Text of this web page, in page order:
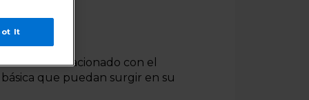
todo lo relacionado con el
que puedan surgir en su
It